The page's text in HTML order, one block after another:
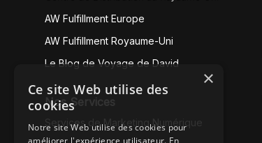
AW Fulfillment Europe
AW Fulfillment Royaume-Uni
Le Blog de Voyage de David
Nos Services
Services de Marketing Numérique
×
Ce site Web utilise des
cookies
Notre site Web utilise des cookies pour
améliorer l'expérience utilisateur. En